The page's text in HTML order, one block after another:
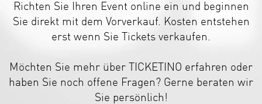
Richten Sie Ihren Event online ein und beginnen
Sie direkt mit dem Vorverkauf. Kosten entstehen
erst wenn Sie Tickets verkaufen.
Möchten Sie mehr über TICKETINO erfahren oder
haben Sie noch offene Fragen? Gerne beraten wir
Sie persönlich!